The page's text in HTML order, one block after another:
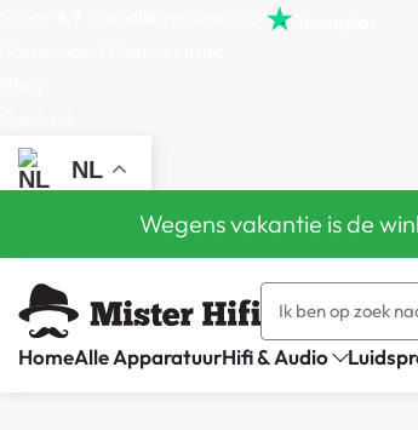
NL
Wegens vakantie is de
HomeAlle ApparatuurHifi & Audio